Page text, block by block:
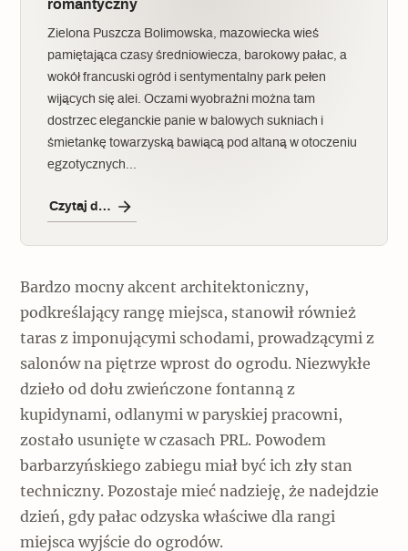
romantyczny
Zielona Puszcza Bolimowska, mazowiecka wieś
pamiętająca czasy średniowiecza, barokowy pałac, a
wokół francuski ogród i sentymentalny park pełen
wijących się alei. Oczami wyobraźni można tam
dostrzec eleganckie panie w balowych sukniach i
śmietankę towarzyską bawiącą pod altaną w otoczeniu
egzotycznych…
Czytaj dalej
Bardzo mocny akcent architektoniczny,
podkreślający rangę miejsca, stanowił również
taras z imponującymi schodami, prowadzącymi z
salonów na piętrze wprost do ogrodu. Niezwykłe
dzieło od dołu zwieńczone fontanną z
kupidynami, odlanymi w paryskiej pracowni,
zostało usunięte w czasach PRL. Powodem
barbarzyńskiego zabiegu miał być ich zły stan
techniczny. Pozostaje mieć nadzieję, że nadejdzie
dzień, gdy pałac odzyska właściwe dla rangi
miejsca wyjście do ogrodów.